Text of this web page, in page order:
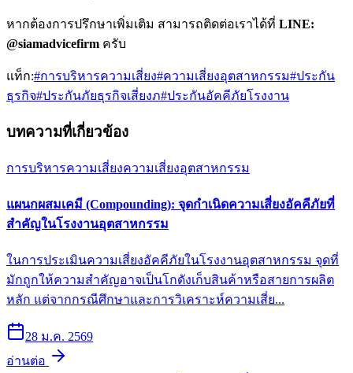
หากต้องการปรึกษาเพิ่มเติม สามารถติดต่อเราได้ที่ LINE:
@siamadvicefirm ครับ
แท็ก:#การบริหารความเสี่ยง#ความเสี่ยงอุตสาหกรรม#ประกัน
ธุรกิจ#ประกันภัยธุรกิจเสี่ยงภ#ประกันอัคคีภัยโรงงาน
บทความที่เกี่ยวข้อง
การบริหารความเสี่ยงความเสี่ยงอุตสาหกรรม
แผนกผสมเคมี (Compounding): จุดกำเนิดความเสี่ยงอัคคีภัยที่
สำคัญในโรงงานอุตสาหกรรม
ในการประเมินความเสี่ยงอัคคีภัยในโรงงานอุตสาหกรรม จุดที่
มักถูกให้ความสำคัญอาจเป็นโกดังเก็บสินค้าหรือสายการผลิต
หลัก แต่จากกรณีศึกษาและการวิเคราะห์ความเสี่ย...
28 ม.ค. 2569
อ่านต่อ